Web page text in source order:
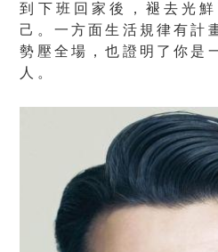
到下班回家後，褪去光
己。一方面生活規律有計
勢壓全場，也證明了你是
人。